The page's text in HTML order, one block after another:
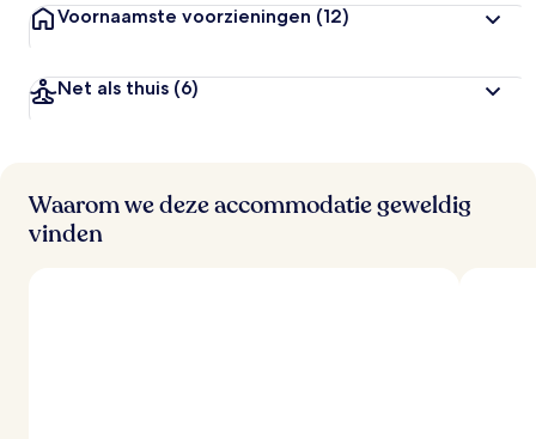
r
d
l
Voornaamste voorzieningen (12)
Net als thuis (6)
Waarom we deze accommodatie geweldig
vinden